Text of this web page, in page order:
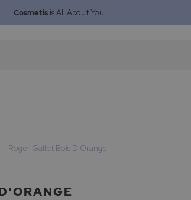
Cosmetisis All About You
Roger Gallet Bois D'Orange